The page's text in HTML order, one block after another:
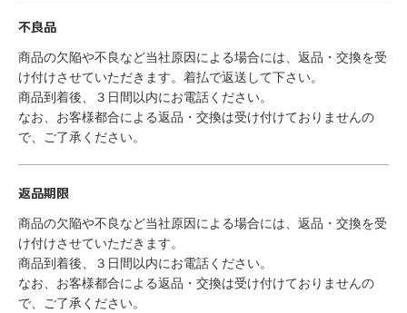
不良品
商品の欠陥や不良など当社原因による場合には、返品・交換を受
け付けさせていただきます。着払で返送して下さい。
商品到着後、３日間以内にお電話ください。
なお、お客様都合による返品・交換は受け付けておりませんの
で、ご了承ください。
返品期限
商品の欠陥や不良など当社原因による場合には、返品・交換を受
け付けさせていただきます。
商品到着後、３日間以内にお電話ください。
なお、お客様都合による返品・交換は受け付けておりませんの
で、ご了承ください。